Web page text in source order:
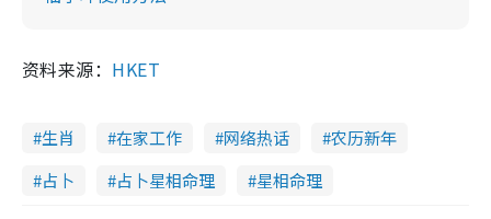
资料来源： HKET
生肖 在家工作 网络热话
农历新年
占卜
占卜星相命理 星相命理